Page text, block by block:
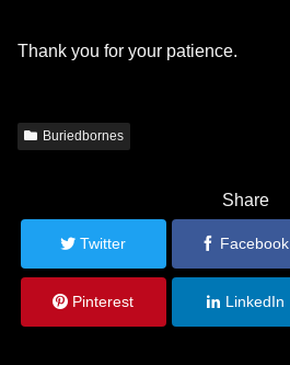
Thank you for your patience.
Buriedbornes
Share
Twitter Facebook
Pinterest LinkedIn